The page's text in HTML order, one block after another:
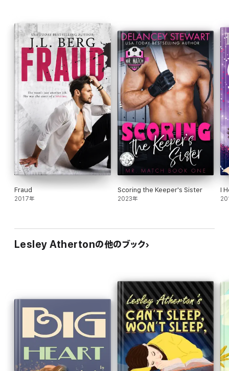
Fraud
2017年
Scoring the Keeper's Sister
2023年
I
Lesley Athertonの他のブック